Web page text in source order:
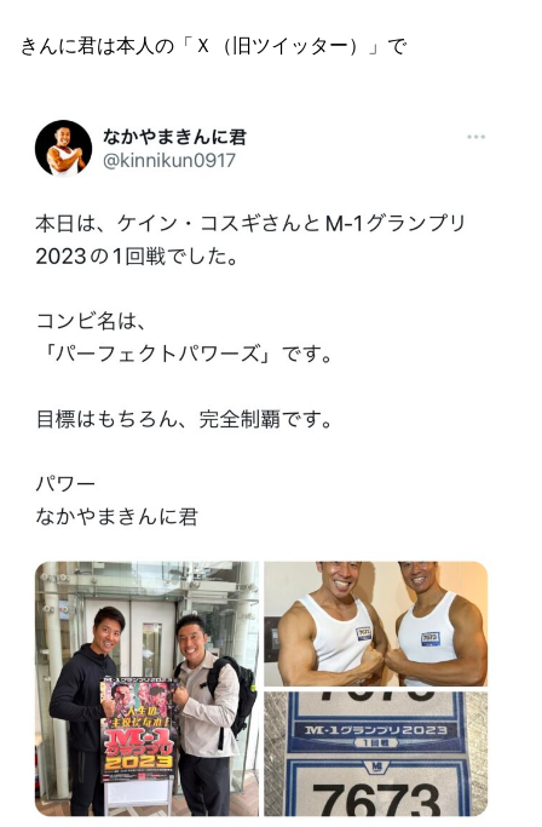
きんに君は本人の「Ｘ（旧ツイッター）」で